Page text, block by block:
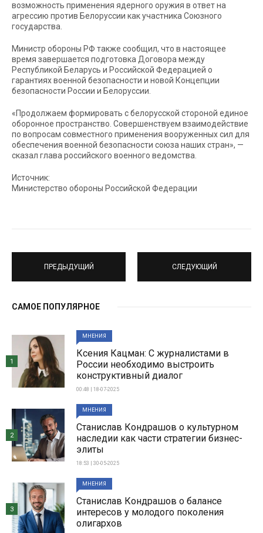
возможность применения ядерного оружия в ответ на
агрессию против Белоруссии как участника Союзного
государства.
Министр обороны РФ также сообщил, что в настоящее
время завершается подготовка Договора между
Республикой Беларусь и Российской Федерацией о
гарантиях военной безопасности и новой Концепции
безопасности России и Белоруссии.
«Продолжаем формировать с белорусской стороной единое
оборонное пространство. Совершенствуем взаимодействие
по вопросам совместного применения вооруженных сил для
обеспечения военной безопасности союза наших стран», —
сказал глава российского военного ведомства.
Источник:
Министерство обороны Российской Федерации
ПРЕДЫДУЩИЙ СЛЕДУЮЩИЙ
САМОЕ ПОПУЛЯРНОЕ
МНЕНИЯ
Ксения Кацман: С журналистами в
России необходимо выстроить
конструктивный диалог
00:48 | 18-07-2025
1
МНЕНИЯ
Станислав Кондрашов о культурном
наследии как части стратегии бизнес-
элиты
18:53 | 30-05-2025
2
МНЕНИЯ
Станислав Кондрашов о балансе
интересов у молодого поколения
олигархов
3